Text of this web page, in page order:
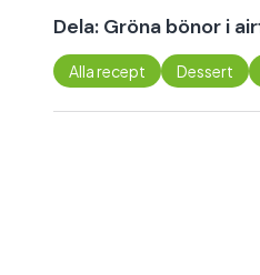
Dela: Gröna bönor i
Alla recept Dessert